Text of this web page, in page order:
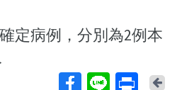
確定病例，分別為2例本